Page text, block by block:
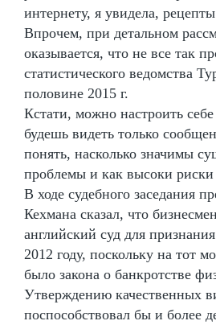
интернету, я увидела, рецепты
Впрочем, при детальном
оказывается, что не все так
статистического ведомства
половине 2015 г.
Кстати, можно настроить
будешь видеть только
понять, насколько значимы
проблемы и как высоки
В ходе судебного заседания
Кехмана сказал, что
английский суд для
2012 году, поскольку на тот
было закона о банкротстве
Утверждению качественных
поспособствовал бы и более